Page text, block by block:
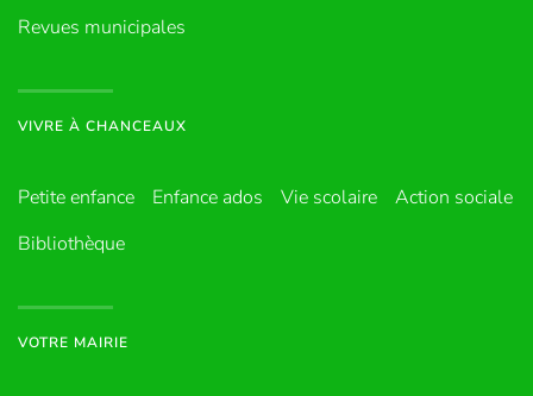
Revues municipales
VIVRE À CHANCEAUX
Petite enfance Enfance ados Vie scolaire
Action sociale
Bibliothèque
VOTRE MAIRIE